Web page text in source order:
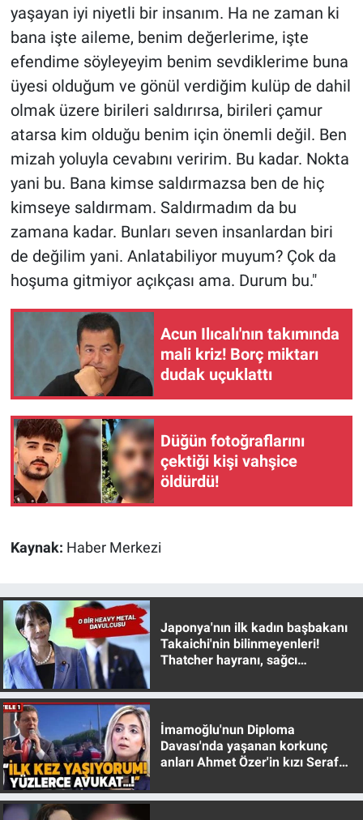
yaşayan iyi niyetli bir insanım. Ha ne zaman ki
bana işte aileme, benim değerlerime, işte
efendime söyleyeyim benim sevdiklerime buna
üyesi olduğum ve gönül verdiğim kulüp de dahil
olmak üzere birileri saldırırsa, birileri çamur
atarsa kim olduğu benim için önemli değil. Ben
mizah yoluyla cevabını veririm. Bu kadar. Nokta
yani bu. Bana kimse saldırmazsa ben de hiç
kimseye saldırmam. Saldırmadım da bu
zamana kadar. Bunları seven insanlardan biri
de değilim yani. Anlatabiliyor muyum? Çok da
hoşuma gitmiyor açıkçası ama. Durum bu."
Acun Ilıcalı'nın takımında
mali kriz! Borç miktarı
dudak uçuklattı
Düğün fotoğraflarını
çektiği kişi vahşice
öldürdü!
Kaynak: Haber Merkezi
Japonya'nın ilk kadın başbakanı
Takaichi'nin bilinmeyenleri!
Thatcher hayranı, sağcı
İmamoğlu'nun Diploma
Davası'nda yaşanan korkunç
anları Ahmet Özer'in kızı Seraf
Türkiye'nin Gündemi
Yerel Gündem
Yerel Yaşam
Canlı Yayın